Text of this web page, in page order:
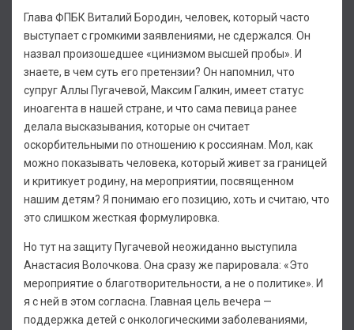
Глава ФПБК Виталий Бородин, человек, который часто
выступает с громкими заявлениями, не сдержался. Он
назвал произошедшее «цинизмом высшей пробы». И
знаете, в чем суть его претензии? Он напомнил, что
супруг Аллы Пугачевой, Максим Галкин, имеет статус
иноагента в нашей стране, и что сама певица ранее
делала высказывания, которые он считает
оскорбительными по отношению к россиянам. Мол, как
можно показывать человека, который живет за границей
и критикует родину, на мероприятии, посвященном
нашим детям? Я понимаю его позицию, хоть и считаю, что
это слишком жесткая формулировка.
Но тут на защиту Пугачевой неожиданно выступила
Анастасия Волочкова. Она сразу же парировала: «Это
мероприятие о благотворительности, а не о политике». И
я с ней в этом согласна. Главная цель вечера —
поддержка детей с онкологическими заболеваниями,